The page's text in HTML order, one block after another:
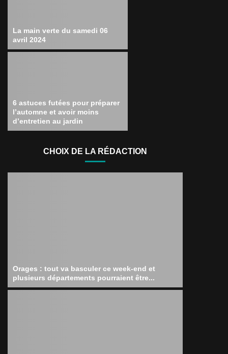
La main verte du samedi 06
avril 2024
6 astuces futées pour préparer
l’automne et avoir moins
d’entretien au jardin
CHOIX DE LA RÉDACTION
Orages : tout va basculer ce week-end et
plusieurs départements pourraient être...